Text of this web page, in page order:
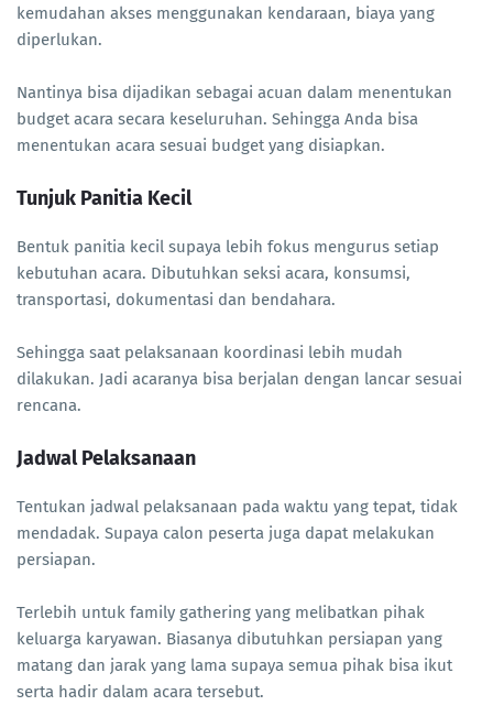
kemudahan akses menggunakan kendaraan, biaya yang
diperlukan.
Nantinya bisa dijadikan sebagai acuan dalam menentukan
budget acara secara keseluruhan. Sehingga Anda bisa
menentukan acara sesuai budget yang disiapkan.
Tunjuk Panitia Kecil
Bentuk panitia kecil supaya lebih fokus mengurus setiap
kebutuhan acara. Dibutuhkan seksi acara, konsumsi,
transportasi, dokumentasi dan bendahara.
Sehingga saat pelaksanaan koordinasi lebih mudah
dilakukan. Jadi acaranya bisa berjalan dengan lancar sesuai
rencana.
Jadwal Pelaksanaan
Tentukan jadwal pelaksanaan pada waktu yang tepat, tidak
mendadak. Supaya calon peserta juga dapat melakukan
persiapan.
Terlebih untuk family gathering yang melibatkan pihak
keluarga karyawan. Biasanya dibutuhkan persiapan yang
matang dan jarak yang lama supaya semua pihak bisa ikut
serta hadir dalam acara tersebut.